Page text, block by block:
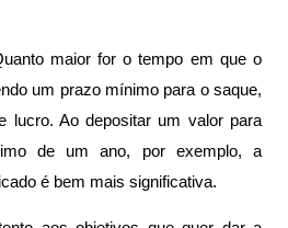
maior for o tempo em que o
um prazo mínimo para o saque,
lucro. Ao depositar um valor para
de um ano, por exemplo, a
é bem mais significativa.